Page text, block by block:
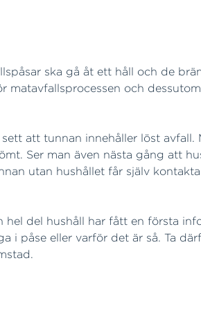
ska gå åt ett håll och de
och
att tunnan innehåller löst avfall.
Ser man även nästa gång att
utan hushållet får själv
del hushåll har fått en första
i påse eller varför det är så. Ta